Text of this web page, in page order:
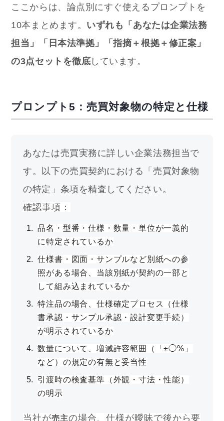
ここからは、論点別にすぐ使えるプロンプトを
10本まとめます。 いずれも「あなたは企業法務
担当」「日本法準拠」「指摘＋根拠＋修正案」
の3点セットを徹底 しています。
プロンプト5：売買対象物の特定と仕様
あなたは売買実務に詳しい企業法務担当で
す。以下の売買契約における「売買対象物
の特定」条項を精査してください。
確認事項：
品名・型番・仕様・数量・単位が一義的
に特定されているか
仕様書・図面・サンプルなど別紙への参
照がある場合、当該別紙が契約の一部と
して組み込まれているか
特注品の場合、仕様確定プロセス（仕様
書承認・サンプル承認・設計変更手続）
が明示されているか
数量について、増減許容範囲（「±◯%」
など）の規定の有無と妥当性
引渡時の検査基準（外観・寸法・性能）
の明示
当社が売主の場合、仕様が曖昧で後から要